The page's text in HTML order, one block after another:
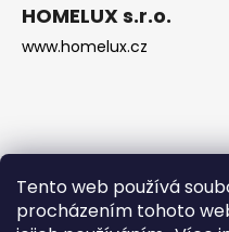
Tento web používá
procházením tohoto
HOMELUX s.r.o.
www.homelux.cz